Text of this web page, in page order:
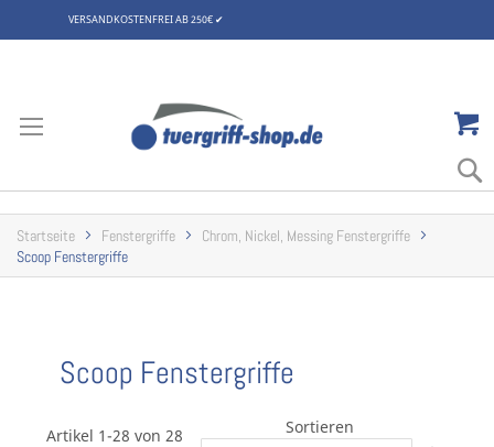
VERSANDKOSTENFREI AB 250€ ✔
springen
Startseite Fenstergriffe
Chrom, Nickel, Messing Fenstergriffe
Scoop Fenstergriffe
Scoop Fenstergriffe
Artikel 1-28 von 28
Sortieren